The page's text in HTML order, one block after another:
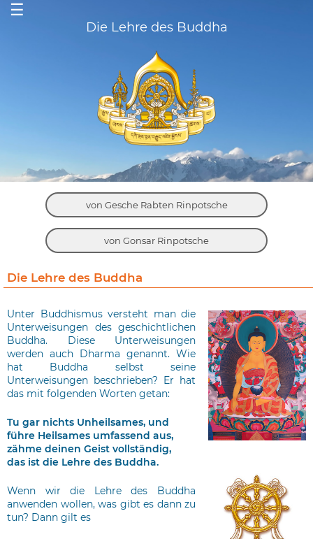
Die Lehre des Buddha
☰
von Gesche Rabten Rinpotsche
von Gonsar Rinpotsche
Die Lehre des Buddha
Unter Buddhismus versteht man die
Unterweisungen des geschichtlichen
Buddha. Diese Unterweisungen
werden auch Dharma genannt. Wie
hat Buddha selbst seine
Unterweisungen beschrieben? Er hat
das mit folgenden Worten getan:
Tu gar nichts Unheilsames, und
führe Heilsames umfassend aus,
zähme deinen Geist vollständig,
das ist die Lehre des Buddha.
Wenn wir die Lehre des Buddha
anwenden wollen, was gibt es dann zu
tun? Dann gilt es